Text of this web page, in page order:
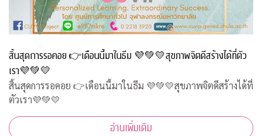
สิ้นสุดการรอคอย 👉เดือนนี้มาในธีม 💜💚💛สุขภาพจิตดีสร้างได้ที่ตัว
เรา💜💚💛
สิ้นสุดการรอคอย 👉เดือนนี้มาในธีม 💜💚💛สุขภาพจิตดีสร้างได้ที่
ตัวเรา💜💚💛
อ่านเพิ่มเติม